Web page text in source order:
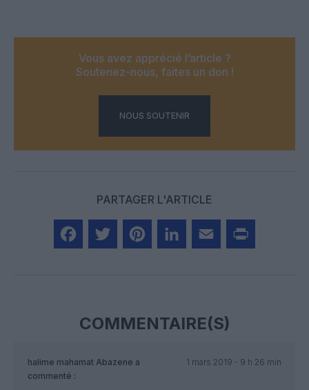
Vous avez apprécié l’article ?
Soutenez-nous, faites un don !
NOUS SOUTENIR
PARTAGER L'ARTICLE
COMMENTAIRE(S)
halime mahamat Abazene a
commenté :
1 mars 2019 - 9 h 26 min